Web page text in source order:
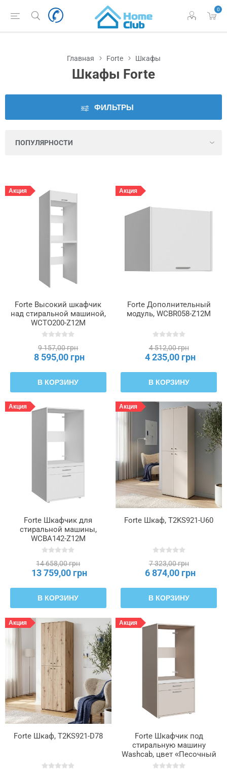
0
Наличие
во
Внутренняя
разбивка
Длина
дверец
Количество
открытых
ниш
Количество
полок
плит
Количество
центральных
венцов
Максимальная
нагрузка
полки
(кг)
Максимальная
на
ящик
(кг)
Материал
рукоятки
Тип
задней
стенки
внутри
Тип
используемой
панели
Главная Forte Шкафы
Шкафы Forte
ФИЛЬТРЫ
Акция
Forte Высокий шкафчик
над стиральной машиной,
WCTO200-Z12M
9 157,00 грн
8 595,00 грн
В КОРЗИНУ
Акция
Forte Дополнительный
модуль, WCBR058-Z12M
4 512,00 грн
4 235,00 грн
В КОРЗИНУ
Акция
Forte Шкафчик для
стиральной машины,
WCBA142-Z12M
14 658,00 грн
13 759,00 грн
В КОРЗИНУ
Акция
Forte Шкаф, T2KS921-U60
7 323,00 грн
6 874,00 грн
В КОРЗИНУ
Акция
Forte Шкаф, T2KS921-D78
Акция
Forte Шкафчик под
стиральную машину
Washcab, цвет «Песочный
бежевый», WCBA142-U71S